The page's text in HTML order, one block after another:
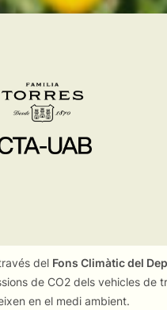
del Fons Climàtic del
de CO2 dels vehicles
en el medi ambient.